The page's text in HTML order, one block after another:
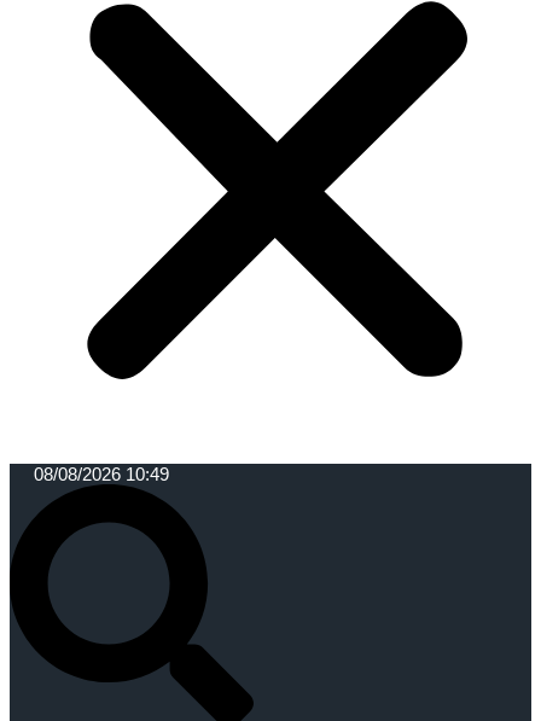
08/08/2026 10:49